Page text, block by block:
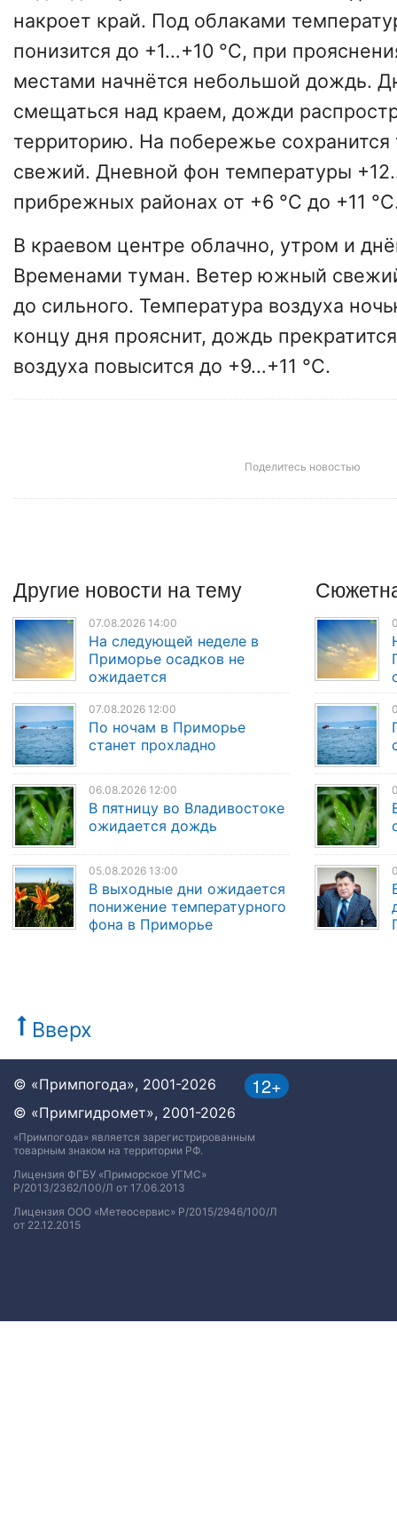
накроет край. Под облаками
понизится до +1…+10 °C, при
местами начнётся небольшой дождь.
смещаться над краем, дожди
территорию. На побережье сохранится
свежий. Дневной фон температуры
прибрежных районах от +6 °C до +11
В краевом центре облачно, утром и
Временами туман. Ветер южный
до сильного. Температура воздуха
концу дня прояснит, дождь
воздуха повысится до +9…+11 °C.
Поделитесь новостью
Другие новости на тему
07.08.2026 14:00
На следующей неделе в
Приморье осадков не
ожидается
07.08.2026 12:00
По ночам в Приморье
станет прохладно
06.08.2026 12:00
В пятницу во Владивостоке
ожидается дождь
05.08.2026 13:00
В выходные дни ожидается
понижение температурного
фона в Приморье
Вверх
12+
© «Примпогода», 2001-2026
© «Примгидромет», 2001-2026
«Примпогода» является зарегистрированным
товарным знаком на территории РФ.
Лицензия ФГБУ «Приморское УГМС»
Р/2013/2362/100/Л от 17.06.2013
Лицензия ООО «Метеосервис» Р/2015/2946/100/Л
от 22.12.2015